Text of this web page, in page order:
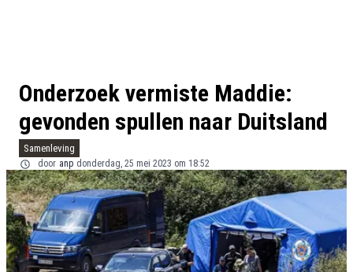
Onderzoek vermiste Maddie:
gevonden spullen naar Duitsland
Samenleving
door anp donderdag, 25 mei 2023 om 18:52